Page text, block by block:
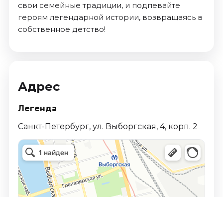
свои семейные традиции, и подпевайте
героям легендарной истории, возвращаясь в
собственное детство!
Адрес
Легенда
Санкт-Петербург, ул. Выборгская, 4, корп. 2